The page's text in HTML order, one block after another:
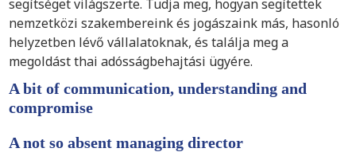
segítséget világszerte. Tudja meg, hogyan segítettek
nemzetközi szakembereink és jogászaink más, hasonló
helyzetben lévő vállalatoknak, és találja meg a
megoldást thai adósságbehajtási ügyére.
A bit of communication, understanding and
compromise
A not so absent managing director